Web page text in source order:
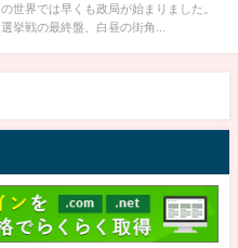
の世界では早くも政局が始まりました。
選挙戦の最終盤、白昼の街角...